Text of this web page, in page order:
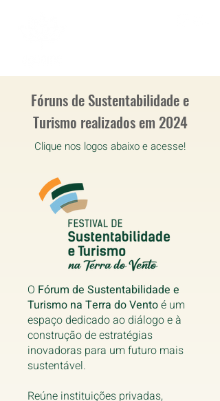
Fóruns de Sustentabilidade e
Turismo realizados em 2024
Clique nos logos abaixo e acesse!
O Fórum de Sustentabilidade e
Turismo na Terra do Ventoé um
espaço dedicado ao diálogo e à
construção de estratégias
inovadoras para um futuro mais
sustentável.
Reúne instituições privadas,